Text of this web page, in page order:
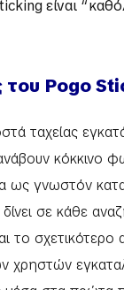
είναι
του Pogo
ταχείας
κόκκινο
ως γνωστόν
σε κάθε
το
χρηστών